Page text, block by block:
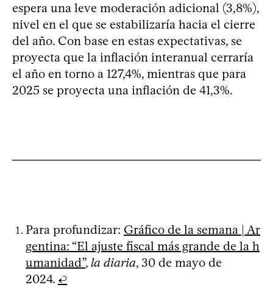
espera una leve moderación adicional (3,8%),
nivel en el que se estabilizaría hacia el cierre
del año. Con base en estas expectativas, se
proyecta que la inflación interanual cerraría
el año en torno a 127,4%, mientras que para
2025 se proyecta una inflación de 41,3%.
Para profundizar: Gráfico de la semana | Ar
gentina: “El ajuste fiscal más grande de la h
umanidad”, la diaria, 30 de mayo de
2024. ↩